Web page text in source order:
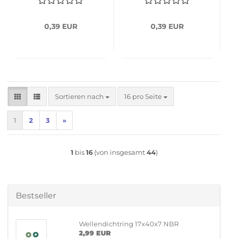
0,39 EUR 0,39 EUR
Sortieren nach
Sortieren nach 16 pro Seite
pro Seite
1 2 3 »
1 bis16(von insgesamt44)
Bestseller
Wellendichtring 17x40x7 NBR
2,99 EUR